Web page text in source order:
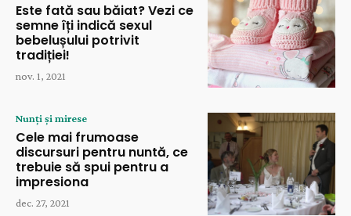
Este fată sau băiat? Vezi ce
semne îți indică sexul
bebelușului potrivit
tradiției!
nov. 1, 2021
Nunți și mirese
Cele mai frumoase
discursuri pentru nuntă, ce
trebuie să spui pentru a
impresiona
dec. 27, 2021